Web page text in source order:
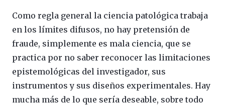
Como regla general la ciencia patológica trabaja
en los límites difusos, no hay pretensión de
fraude, simplemente es mala ciencia, que se
practica por no saber reconocer las limitaciones
epistemológicas del investigador, sus
instrumentos y sus diseños experimentales. Hay
mucha más de lo que sería deseable, sobre todo